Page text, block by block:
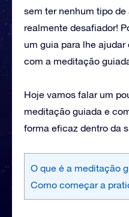
sem ter nenhum tipo
realmente desafiador!
um guia para lhe
com a meditação
Hoje vamos falar um
meditação guiada e
forma eficaz dentro da
O que é a meditação
Como começar a